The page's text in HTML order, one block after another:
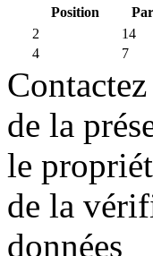
Position
2
14
4
7
de la
le
de la
données